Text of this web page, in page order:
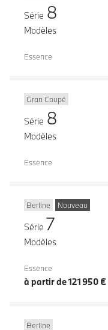
Série 8
Modèles
Essence
Gran Coupé
Série 8
Modèles
Essence
Berline Nouveau
Série 7
Modèles
Essence
à partir de 121 950 €
Berline